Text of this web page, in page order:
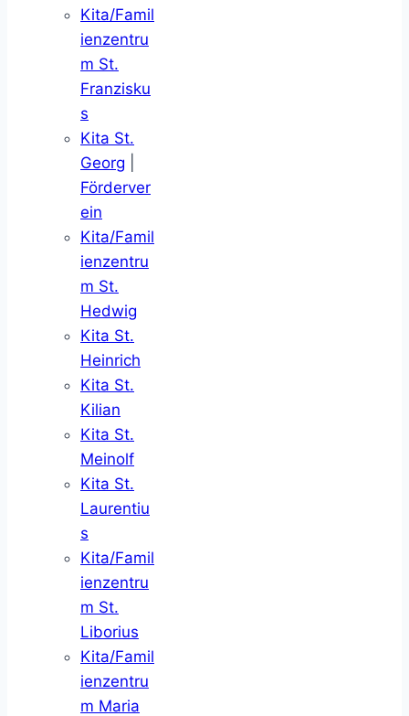
Kita/Famil
ienzentru
m St.
Franzisku
s
Kita St.
Georg
Förderver
ein
Kita/Famil
ienzentru
m St.
Hedwig
Kita St.
Heinrich
Kita St.
Kilian
Kita St.
Meinolf
Kita St.
Laurentiu
s
Kita/Famil
ienzentru
m St.
Liborius
Kita/Famil
ienzentru
m Maria